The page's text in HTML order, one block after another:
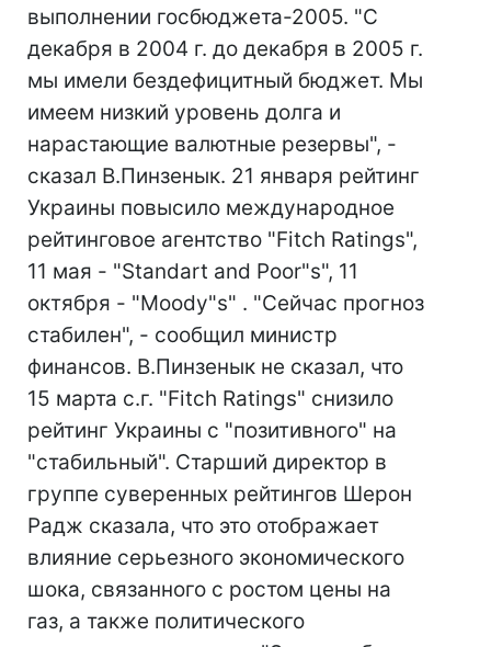
выполнении госбюджета-2005. "С
декабря в 2004 г. до декабря в 2005 г.
мы имели бездефицитный бюджет. Мы
имеем низкий уровень долга и
нарастающие валютные резервы", -
сказал В.Пинзенык. 21 января рейтинг
Украины повысило международное
рейтинговое агентство "Fitch Ratings",
11 мая - "Standart and Poor"s", 11
октября - "Мoody"s" . "Сейчас прогноз
стабилен", - сообщил министр
финансов. В.Пинзенык не сказал, что
15 марта с.г. "Fitch Ratings" снизило
рейтинг Украины с "позитивного" на
"стабильный". Старший директор в
группе суверенных рейтингов Шерон
Радж сказала, что это отображает
влияние серьезного экономического
шока, связанного с ростом цены на
газ, а также политического